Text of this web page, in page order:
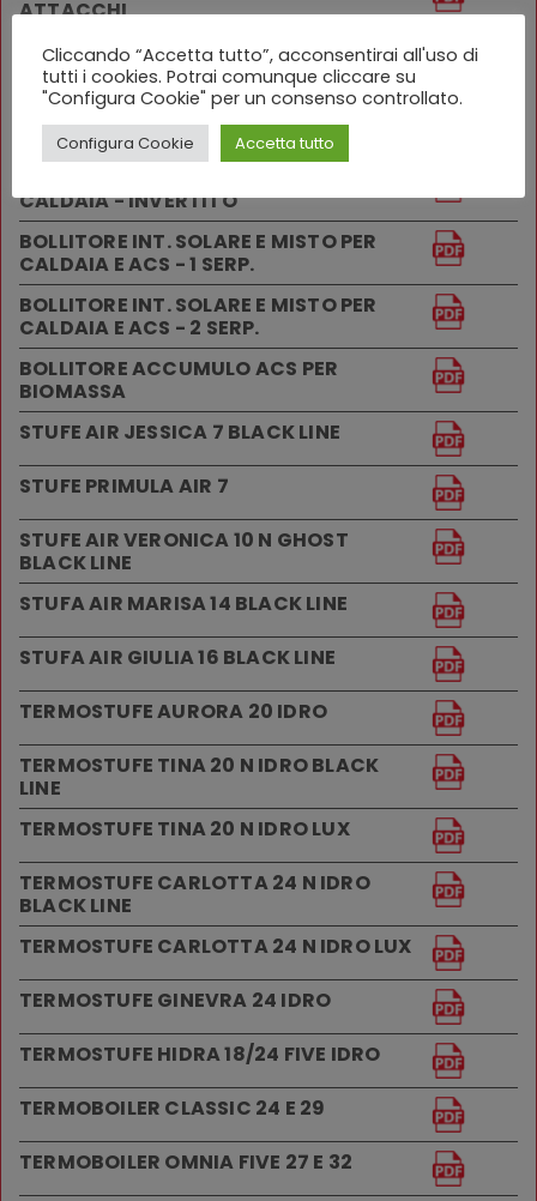
ATTACCHI
BOLLITORE PER PRODUZIONE ACS DA
POMPA DI CALORE
BOLLITORE PER PROD. ACS DA PDC E
PANNELLI SOLARI
CALDAIA - INVERTITO
BOLLITORE INT. SOLARE E MISTO PER
CALDAIA E ACS - 1 SERP.
BOLLITORE INT. SOLARE E MISTO PER
CALDAIA E ACS - 2 SERP.
BOLLITORE ACCUMULO ACS PER
BIOMASSA
STUFE AIR JESSICA 7 BLACK LINE
STUFE PRIMULA AIR 7
STUFE AIR VERONICA 10 N GHOST
BLACK LINE
STUFA AIR MARISA 14 BLACK LINE
STUFA AIR GIULIA 16 BLACK LINE
TERMOSTUFE AURORA 20 IDRO
TERMOSTUFE TINA 20 N IDRO BLACK
LINE
TERMOSTUFE TINA 20 N IDRO LUX
TERMOSTUFE CARLOTTA 24 N IDRO
BLACK LINE
TERMOSTUFE CARLOTTA 24 N IDRO LUX
TERMOSTUFE GINEVRA 24 IDRO
TERMOSTUFE HIDRA 18/24 FIVE IDRO
TERMOBOILER CLASSIC 24 E 29
TERMOBOILER OMNIA FIVE 27 E 32
Cliccando “Accetta tutto”, acconsentirai all'uso di
tutti i cookies. Potrai comunque cliccare su
"Configura Cookie" per un consenso controllato.
Configura Cookie Accetta tutto